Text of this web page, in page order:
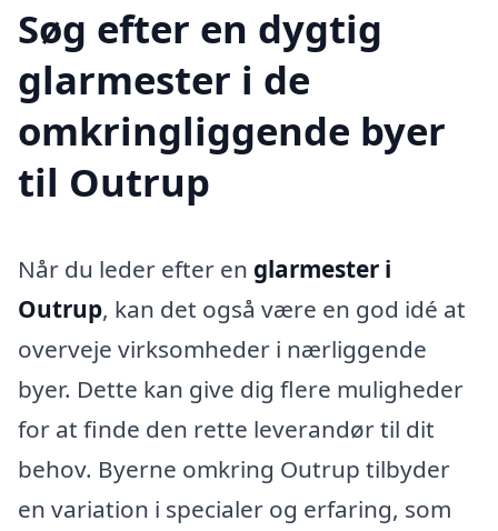
Søg efter en dygtig
glarmester i de
omkringliggende byer
til Outrup
Når du leder efter en glarmester i
Outrup, kan det også være en god idé at
overveje virksomheder i nærliggende
byer. Dette kan give dig flere muligheder
for at finde den rette leverandør til dit
behov. Byerne omkring Outrup tilbyder
en variation i specialer og erfaring, som